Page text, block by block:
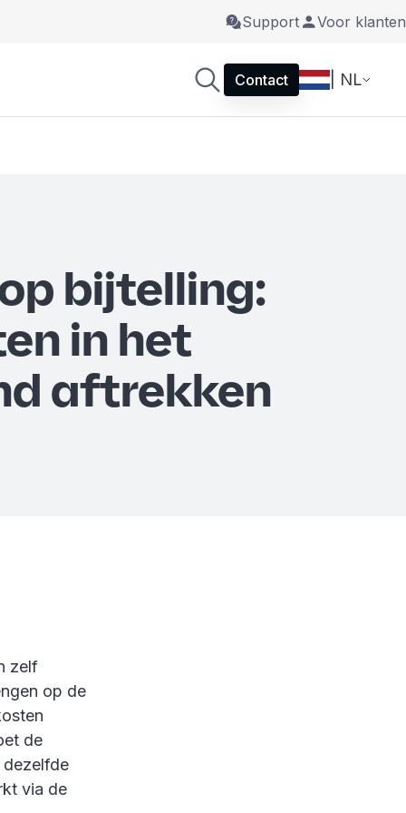
Support Voor klanten
Contact | NL
bijtelling:
in het
aftrekken
zelf
op de
de
dezelfde
via de